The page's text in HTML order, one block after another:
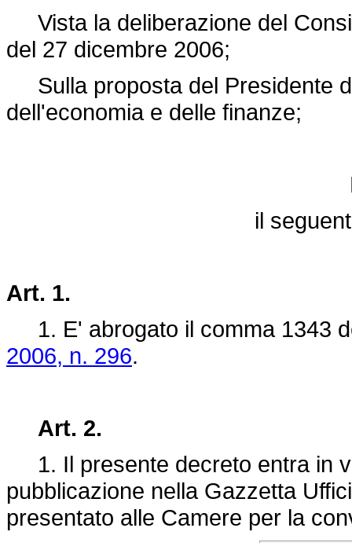
Vista la deliberazione del
del 27 dicembre 2006;
Sulla proposta del Presidente
dell'economia e delle finanze;
il
Art. 1.
1. E' abrogato il comma 1343
2006, n. 296.
Art. 2.
1. Il presente decreto entra in
pubblicazione nella Gazzetta
presentato alle Camere per la